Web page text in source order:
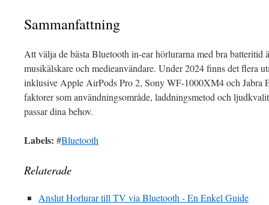
Sammanfattning
Att välja de bästa Bluetooth in-ear hörlurarna med bra
musikälskare och medieanvändare. Under 2024 finns det flera
inklusive Apple AirPods Pro 2, Sony WF-1000XM4 och Jabra
faktorer som användningsområde, laddningsmetod och
passar dina behov.
Labels: #Bluetooth
Relaterade
Anslut Horlurar till TV via Bluetooth - En Enkel Guide